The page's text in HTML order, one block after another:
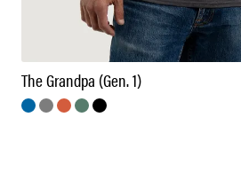
The Grandpa (Gen. 1)